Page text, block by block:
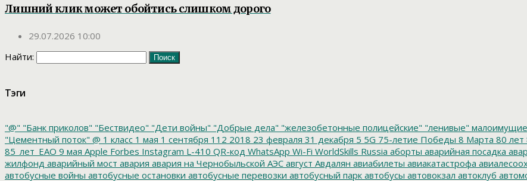
Лишний клик может обойтись слишком дорого
29.07.2026 10:00
Найти:
Тэги
"@" "Банк приколов" "Бествидео" "Дети войны" "Добрые дела" "железобетонные полицейские" "ленивые" малоимущие
"Цементный поток" @ 1 класс 1 мая 1 сентября 112 2018 23 февраля 31 декабря 5 5G 75-летие Победы 8 Марта 80 лет
85_лет_ЕАО 9 мая Apple Forbes Instagram L-410 QR-код WhatsApp Wi-Fi WorldSkills Russia аборты аварийная посадка
жилфонд аварийный мост авария авария на Чернобыльской АЭС август Авдалян авиабилеты авиакатастрофа
автобусные войны автобусные остановки автобусные перевозки автобусный парк автобусы автовокзал автоклуб